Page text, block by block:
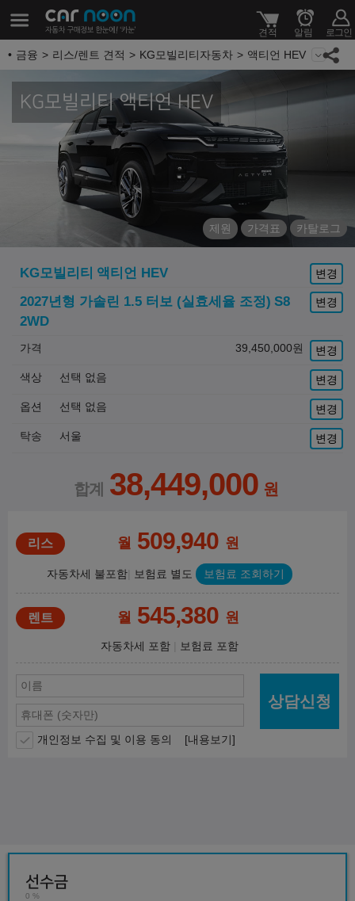
금융 리스/렌트 견적 KG모빌리티자동차 액티언 HEV
KG모빌리티 액티언 HEV
제원 가격표 카탈로그
KG모빌리티 액티언 HEV 변경
2027년형 가솔린 1.5 터보 (실효세율 조정) S8
2WD
변경
가격 39,450,000원 변경
색상 선택 없음 변경
옵션 선택 없음 변경
탁송 서울 변경
38,449,000
월 509,940 원
자동차세 불포함 보험료 별도 보험료 조회하기
월 545,380 원
자동차세 포함 보험료 포함
개인정보 수집 및 이용 동의 [내용보기]
상담신청
선수금
0 %